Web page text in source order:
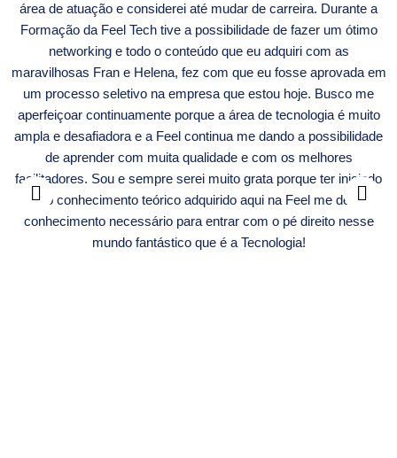
área de atuação e considerei até mudar de carreira. Durante a
Formação da Feel Tech tive a possibilidade de fazer um ótimo
networking e todo o conteúdo que eu adquiri com as
maravilhosas Fran e Helena, fez com que eu fosse aprovada em
um processo seletivo na empresa que estou hoje. Busco me
aperfeiçoar continuamente porque a área de tecnologia é muito
ampla e desafiadora e a Feel continua me dando a possibilidade
de aprender com muita qualidade e com os melhores
facilitadores. Sou e sempre serei muito grata porque ter iniciado
pelo conhecimento teórico adquirido aqui na Feel me deu o
conhecimento necessário para entrar com o pé direito nesse
mundo fantástico que é a Tecnologia!